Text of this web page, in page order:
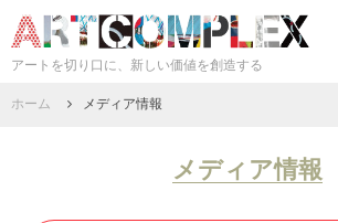
アートを切り口に、新しい価値を創造する
ホーム メディア情報
メディア情報